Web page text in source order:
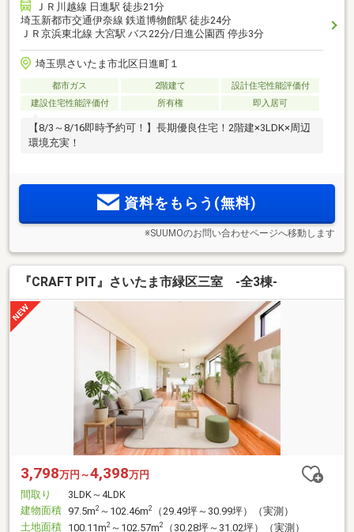
ＪＲ川越線 日進駅 徒歩21分
埼玉新都市交通伊奈線 鉄道博物館駅 徒歩24分
ＪＲ京浜東北線 大宮駅 バス22分/日進公園西 停歩3分
埼玉県さいたま市北区日進町１
都市ガス 2階建て
設計住宅性能評価付
建設住宅性能評価付
所有権 即入居可
【8/3～8/16即時予約可！】長期優良住宅！2階建×3LDK×周辺
環境充実！
資料をもらう(無料)
※SUUMOのお問い合わせページへ移動します
『CRAFT PIT』さいたま市緑区三室 -全3棟-
3,798万円～4,398万円
間取り
3LDK～4LDK
建物面積 97.5m2 ～102.46m2
（29.49坪～30.99坪）（実測）
土地面積 100.11m2 ～102.57m2
（30.28坪～31.02坪）（実測）